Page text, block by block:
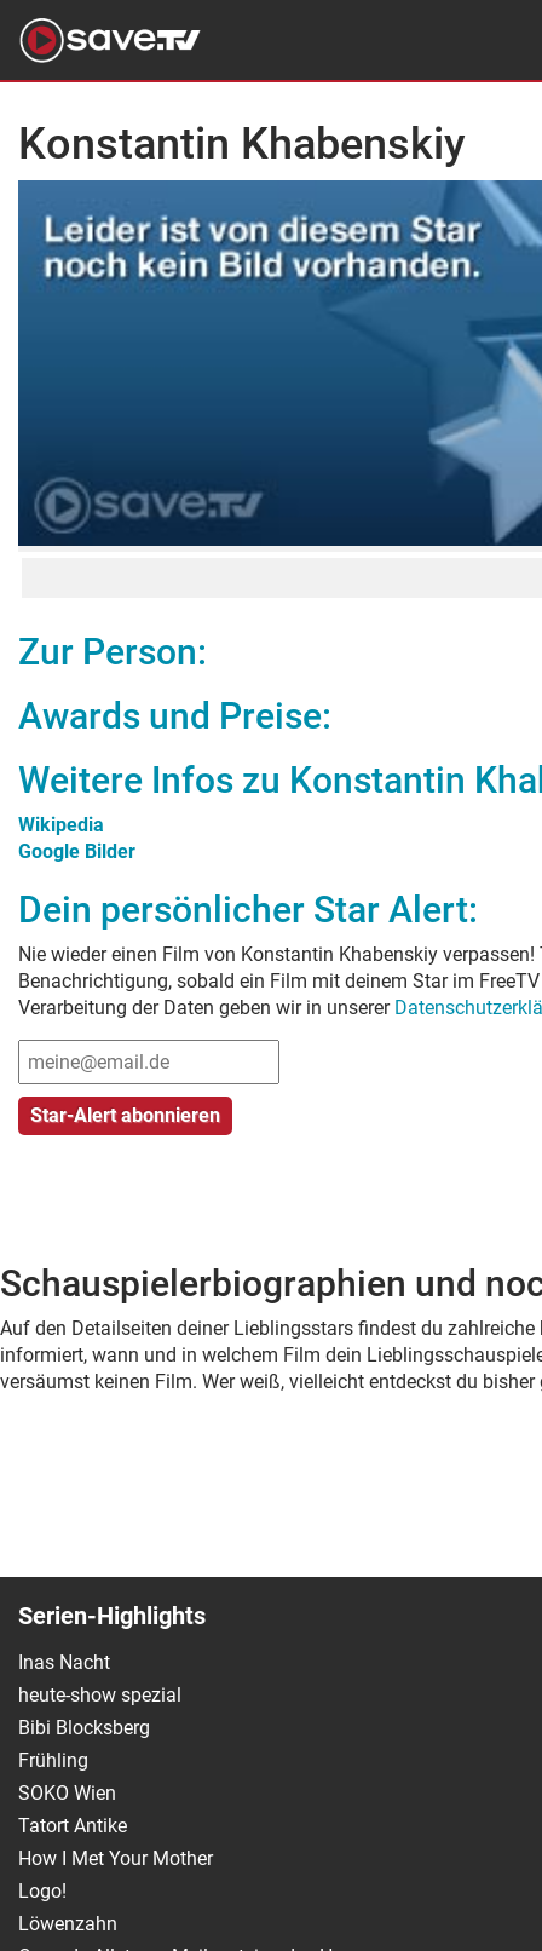
Konstantin Khabenskiy
Zur Person:
Awards und Preise:
Weitere Infos zu Konstantin
Wikipedia
Google Bilder
Dein persönlicher Star Alert:
Nie wieder einen Film von Konstantin Khabenskiy verpassen!
Benachrichtigung, sobald ein Film mit deinem Star im
Verarbeitung der Daten geben wir in unserer
Schauspielerbiographien und
Auf den Detailseiten deiner Lieblingsstars findest du
informiert, wann und in welchem Film dein
versäumst keinen Film. Wer weiß, vielleicht entdeckst du
Serien-Highlights
Inas Nacht
heute-show spezial
Bibi Blocksberg
Frühling
SOKO Wien
Tatort Antike
How I Met Your Mother
Logo!
Löwenzahn